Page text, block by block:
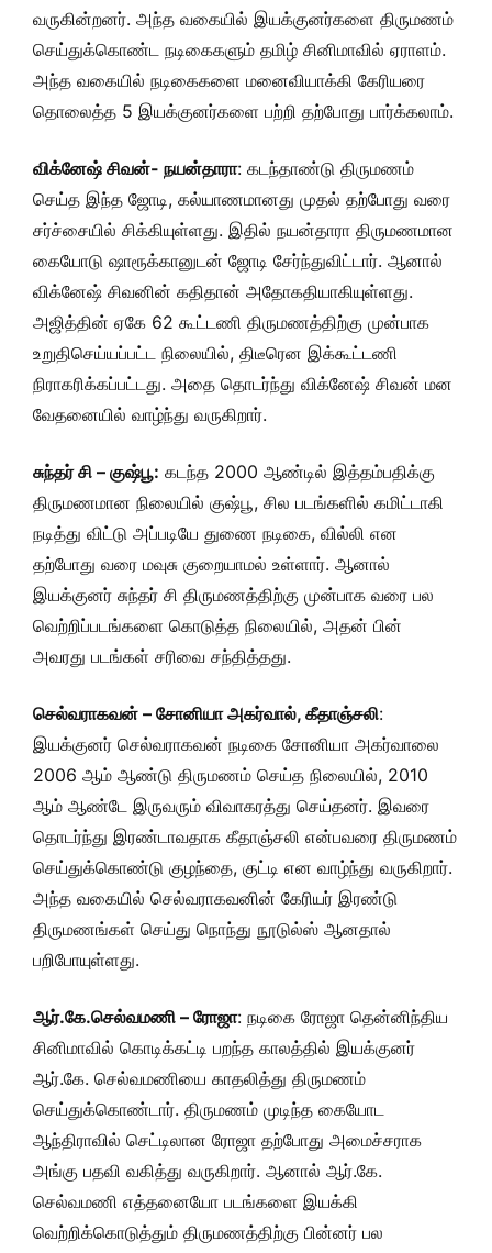
வருகின்றனர். அந்த வகையில் இயக்குனர்களை திருமணம்
செய்துக்கொண்ட நடிகைகளும் தமிழ் சினிமாவில் ஏராளம்.
அந்த வகையில் நடிகைகளை மனைவியாக்கி கேரியரை
தொலைத்த 5 இயக்குனர்களை பற்றி தற்போது பார்க்கலாம்.
விக்னேஷ் சிவன்- நயன்தாரா: கடந்தாண்டு திருமணம்
செய்த இந்த ஜோடி, கல்யாணமானது முதல் தற்போது வரை
சர்ச்சையில் சிக்கியுள்ளது. இதில் நயன்தாரா திருமணமான
கையோடு ஷாரூக்கானுடன் ஜோடி சேர்ந்துவிட்டார். ஆனால்
விக்னேஷ் சிவனின் கதிதான் அதோகதியாகியுள்ளது.
அஜித்தின் ஏகே 62 கூட்டணி திருமணத்திற்கு முன்பாக
உறுதிசெய்யப்பட்ட நிலையில், திடீரென இக்கூட்டணி
நிராகரிக்கப்பட்டது. அதை தொடர்ந்து விக்னேஷ் சிவன் மன
வேதனையில் வாழ்ந்து வருகிறார்.
சுந்தர் சி – குஷ்பூ: கடந்த 2000 ஆண்டில் இத்தம்பதிக்கு
திருமணமான நிலையில் குஷ்பூ, சில படங்களில் கமிட்டாகி
நடித்து விட்டு அப்படியே துணை நடிகை, வில்லி என
தற்போது வரை மவுசு குறையாமல் உள்ளார். ஆனால்
இயக்குனர் சுந்தர் சி திருமணத்திற்கு முன்பாக வரை பல
வெற்றிப்படங்களை கொடுத்த நிலையில், அதன் பின்
அவரது படங்கள் சரிவை சந்தித்தது.
செல்வராகவன் – சோனியா அகர்வால், கீதாஞ்சலி:
இயக்குனர் செல்வராகவன் நடிகை சோனியா அகர்வாலை
2006 ஆம் ஆண்டு திருமணம் செய்த நிலையில், 2010
ஆம் ஆண்டே இருவரும் விவாகரத்து செய்தனர். இவரை
தொடர்ந்து இரண்டாவதாக கீதாஞ்சலி என்பவரை திருமணம்
செய்துக்கொண்டு குழந்தை, குட்டி என வாழ்ந்து வருகிறார்.
அந்த வகையில் செல்வராகவனின் கேரியர் இரண்டு
திருமணங்கள் செய்து நொந்து நூடுல்ஸ் ஆனதால்
பறிபோயுள்ளது.
ஆர்.கே.செல்வமணி – ரோஜா: நடிகை ரோஜா தென்னிந்திய
சினிமாவில் கொடிக்கட்டி பறந்த காலத்தில் இயக்குனர்
ஆர்.கே. செல்வமணியை காதலித்து திருமணம்
செய்துக்கொண்டார். திருமணம் முடிந்த கையோட
ஆந்திராவில் செட்டிலான ரோஜா தற்போது அமைச்சராக
அங்கு பதவி வகித்து வருகிறார். ஆனால் ஆர்.கே.
செல்வமணி எத்தனையோ படங்களை இயக்கி
வெற்றிக்கொடுத்தும் திருமணத்திற்கு பின்னர் பல